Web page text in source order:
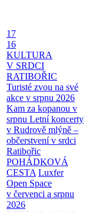
17
16
KULTURA
V SRDCI
RATIBOŘIC
Turisté zvou na své
akce v srpnu 2026
Kam za kopanou v
srpnu Letní koncerty
v Rudrově mlýně –
občerstvení v srdci
Ratibořic
POHÁDKOVÁ
CESTA Luxfer
Open Space
v červenci a srpnu
2026